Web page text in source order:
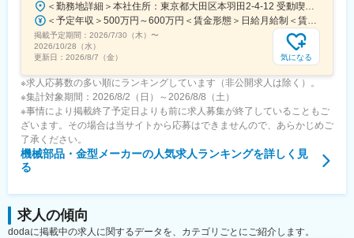
＜勤務地詳細＞本社住所：東京都大田区本羽田2-4-12 受動喫煙対策：屋内全面禁煙変更の範囲：会社の定める事業所
＜予定年収＞500万円～600万円＜賃金形態＞日給月給制＜賃金内訳＞月額（基本給）：300,000円～350,000円/月21日間勤務想定＜想定月額＞300,000円～350,000円＜昇給有無＞有＜残業手当＞有＜給与補足＞※別途、諸手当（一律）を支給※給与詳細は経験・能力を考慮のうえ決定■昇給：年1回■賞与：年2回 前年実績3.5カ月賃金はあくまでも目安の金額であり、選考を通じて上下する可能性があります。月給(月額)は固定手当を含めた表記です。
掲載予定期間： 2026/7/30（木） 〜
2026/10/28（水）
更新日： 2026/8/7（金） 気になる
※求人応募数の多い順にランキングしています（非公開求人は除く）。
※集計対象期間：2026/8/2（日）～2026/8/8（土）
※事情により掲載終了予定日よりも前に求人募集が終了していることもご
ざいます。その場合は当サイトから応募はできませんので、あらかじめご
了承ください。
機械部品・金型メーカーの人気求人ランキングを詳しく見
る
求人の傾向
dodaに掲載中の求人に関するデータを、カテゴリごとにご紹介します。